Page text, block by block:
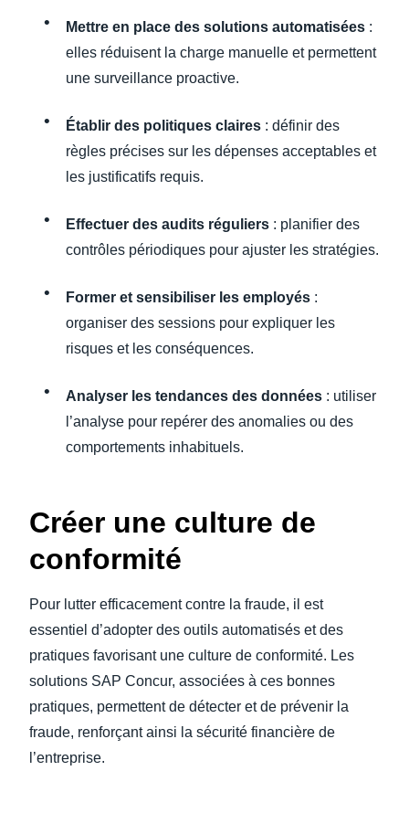
Mettre en place des solutions automatisées :
elles réduisent la charge manuelle et permettent
une surveillance proactive.
Établir des politiques claires : définir des
règles précises sur les dépenses acceptables et
les justificatifs requis.
Effectuer des audits réguliers : planifier des
contrôles périodiques pour ajuster les stratégies.
Former et sensibiliser les employés :
organiser des sessions pour expliquer les
risques et les conséquences.
Analyser les tendances des données : utiliser
l’analyse pour repérer des anomalies ou des
comportements inhabituels.
Créer une culture de
conformité
Pour lutter efficacement contre la fraude, il est
essentiel d’adopter des outils automatisés et des
pratiques favorisant une culture de conformité. Les
solutions SAP Concur, associées à ces bonnes
pratiques, permettent de détecter et de prévenir la
fraude, renforçant ainsi la sécurité financière de
l’entreprise.